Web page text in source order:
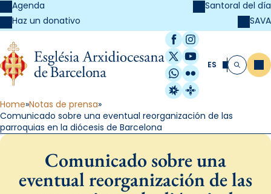
Agenda
Haz un donativo
Santoral del día
SAVA
Facebook
Instagram
X / Twitter
YouTube
WhatsApp
Flickr
Radio Estel
Catalunya
ES Buscar
Home Notas de prensa
Comunicado sobre una eventual reorganización de las
parroquias en la diócesis de Barcelona
Comunicado sobre una
eventual reorganización de las